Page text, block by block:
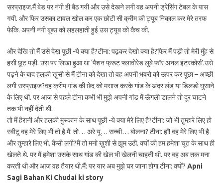
सरप्राइज.मैं बेड पर नंगी ही बैठ गयी और उसे देखने लगी वह अपनी ड्रेसिंग टेबल के पास
गयी. और फिर उसका टावल खोल कर एक छोटी सी क्रीम की ट्यूब निकाल कर मेरे तरफ
फेकि. अपनी नंगी बूब्स को लहलहाती हुई उस ट्यूब को कैच की.
और देखि तो मैं उसे देख पूछी -ये क्या है?टीना: पढ़कर देखो क्या है?फिर मैं पड़ी तो मेरी मुँह से
हसी छूट पड़ी. उस पर लिखा हुआ था ‘पैशन फ्रूट फ्लावोरेड लुबे फॉर अनल इंटरकोर्स’.उसे
पढ़ने के बाद हलकी खुसी से मैं टीना को देखा तो वह अपनी भवरो को ऊपर कर पूछा – अच्छी
लगी सरप्राइज?वह क्रीम गांड की छेद को मसाज करके गांड के अंदर लंड या डिलडो घुसाने
के लिए थी. पर आज से पहले टीना कभी भी मुझे अपनी गांड में ऊँगली डालने तो दूर चाटने
तक भी नहीं देती थी.
तो मैं हैरानी और हलकी मुस्कान के साथ पूछी -ये क्या मेरे लिए है?टीना: जो भी तुम्हारे लिए हो
स्वीटू वह मेरे लिए भी तो है.मैं: तो… अरे यू… सच्ची… बोलना? टीना: हाँ! वह मेरे लिए भी है
और तुम्हारे लिए भी. कैसी लगी?मैं तो मनो ख़ुशी से झूम उठी. क्यों की हम हमेशा चूत के साथ ही
खेलते थे. पर मैं हमेशा उसके साथ गांड की खेल भी खेलनी चाहती थी. पर वह अब तक मना
करती थी और आज वह तैयार थी.मैं: पर यार अब मुझे घर जाना होगा.टीना: क्यों? Apni
Sagi Bahan Ki Chudai ki story